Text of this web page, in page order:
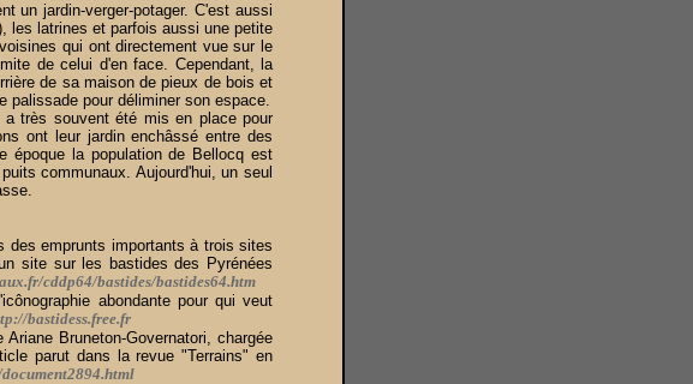
un jardin-verger-potager. C'est aussi
les latrines et parfois aussi une petite
qui ont directement vue sur le
de celui d'en face. Cependant, la
de sa maison de pieux de bois et
palissade pour déliminer son espace.
très souvent été mis en place pour
ont leur jardin enchâssé entre des
époque la population de Bellocq est
communaux. Aujourd'hui, un seul
des emprunts importants à trois sites
site sur les bastides des Pyrénées
cddp64/bastides/bastides64.htm
abondante pour qui veut
bastidess.free.fr
Bruneton-Governatori, chargée
parut dans la revue "Terrains" en